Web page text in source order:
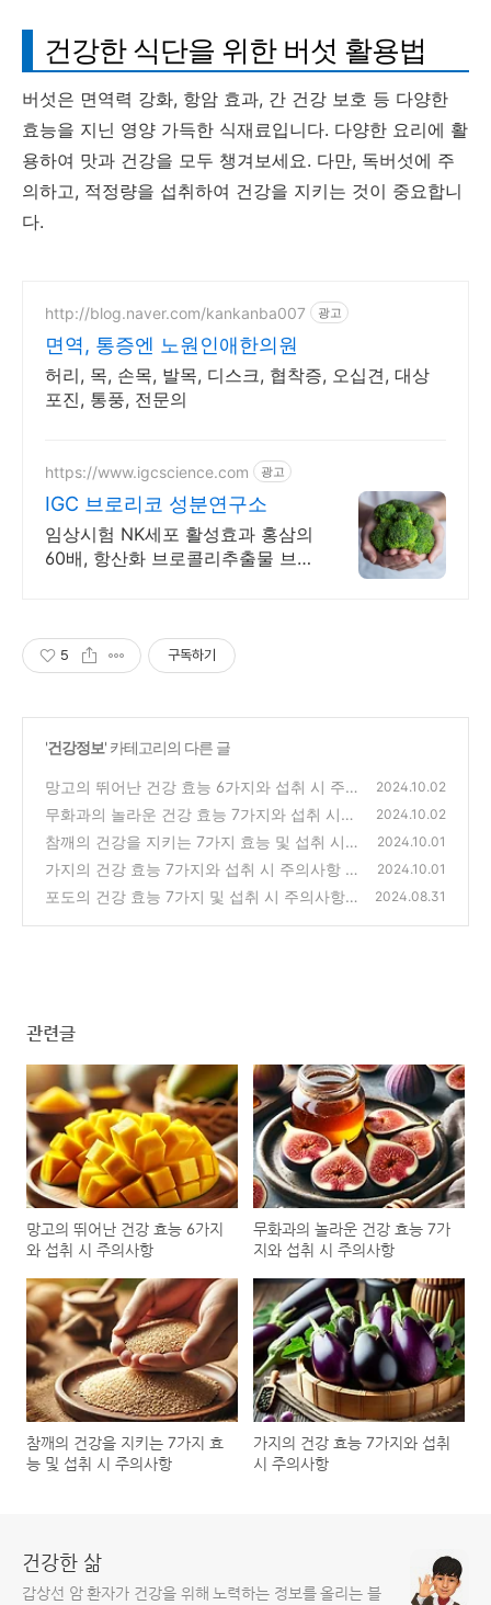
건강한 식단을 위한 버섯 활용법
버섯은 면역력 강화, 항암 효과, 간 건강 보호 등 다양한
효능을 지닌 영양 가득한 식재료입니다. 다양한 요리에 활
용하여 맛과 건강을 모두 챙겨보세요. 다만, 독버섯에 주
의하고, 적정량을 섭취하여 건강을 지키는 것이 중요합니
다.
http://blog.naver.com/kankanba007 광고
면역, 통증엔 노원인애한의원
허리, 목, 손목, 발목, 디스크, 협착증, 오십견, 대상
포진, 통풍, 전문의
https://www.igcscience.com 광고
IGC 브로리코 성분연구소
임상시험 NK세포 활성효과 홍삼의
60배, 항산화 브로콜리추출물 브로
5 구독하기
'건강정보' 카테고리의 다른 글
망고의 뛰어난 건강 효능 6가지와 섭취 시 주
의사항
(0)
2024.10.02
무화과의 놀라운 건강 효능 7가지와 섭취 시
주의사항
(1)
2024.10.02
참깨의 건강을 지키는 7가지 효능 및 섭취 시
주의사항
(2)
2024.10.01
가지의 건강 효능 7가지와 섭취 시 주의사항
(1)
2024.10.01
포도의 건강 효능 7가지 및 섭취 시 주의사항 2024.08.31
관련글
망고의 뛰어난 건강 효능 6가지
와 섭취 시 주의사항
무화과의 놀라운 건강 효능 7가
지와 섭취 시 주의사항
참깨의 건강을 지키는 7가지 효
능 및 섭취 시 주의사항
가지의 건강 효능 7가지와 섭취
시 주의사항
건강한 삶
갑상선 암 환자가 건강을 위해 노력하는 정보를 올리는 블